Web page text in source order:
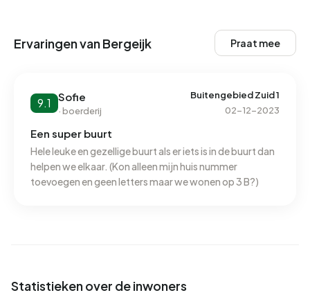
Ervaringen van Bergeijk Praat mee
9.1 Sofie
· boerderij
Buitengebied Zuid 1
02-12-2023
Een super buurt
Hele leuke en gezellige buurt als er iets is in de buurt dan
helpen we elkaar. (Kon alleen mijn huis nummer
toevoegen en geen letters maar we wonen op 3 B?)
Statistieken over de inwoners